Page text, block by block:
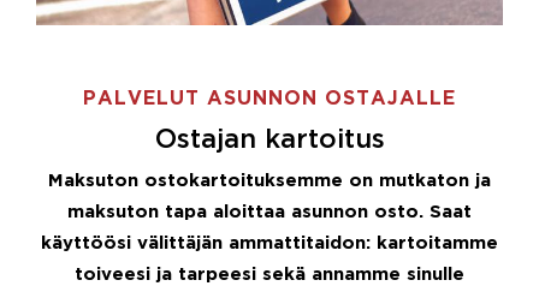
PALVELUT ASUNNON OSTAJALLE
Ostajan kartoitus
Maksuton ostokartoituksemme on mutkaton ja
maksuton tapa aloittaa asunnon osto. Saat
käyttöösi välittäjän ammattitaidon: kartoitamme
toiveesi ja tarpeesi sekä annamme sinulle